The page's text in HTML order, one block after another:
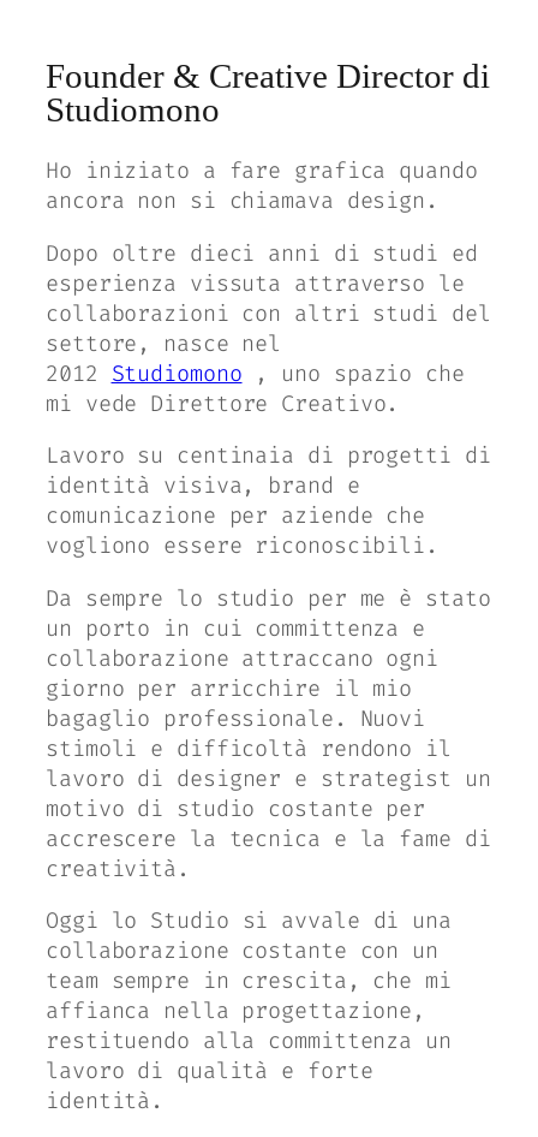
Founder & Creative Director di
Studiomono
Ho iniziato a fare grafica quando
ancora non si chiamava design.
Dopo oltre dieci anni di studi ed
esperienza vissuta attraverso le
collaborazioni con altri studi del
settore, nasce nel
2012 Studiomono , uno spazio che
mi vede Direttore Creativo.
Lavoro su centinaia di progetti di
identità visiva, brand e
comunicazione per aziende che
vogliono essere riconoscibili.
Da sempre lo studio per me è stato
un porto in cui committenza e
collaborazione attraccano ogni
giorno per arricchire il mio
bagaglio professionale. Nuovi
stimoli e difficoltà rendono il
lavoro di designer e strategist un
motivo di studio costante per
accrescere la tecnica e la fame di
creatività.
Oggi lo Studio si avvale di una
collaborazione costante con un
team sempre in crescita, che mi
affianca nella progettazione,
restituendo alla committenza un
lavoro di qualità e forte
identità.